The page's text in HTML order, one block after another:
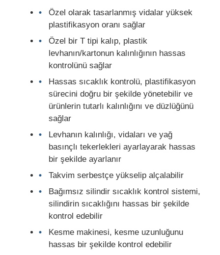
İkiz vida çıkartma hattı
Çok katmanlı tabaka ekstrüzyon hattı
PMMA GPPS Levha Ekstrüzyon Hattı
Plastik karton ekstrüzyon hattı
Termoforming levha ekstrüzyon hattı
PP yaprak üretim hattı
PVC Edge Banding Ekstrüzyon hattı
Özel olarak tasarlanmış vidalar yüksek
plastifikasyon oranı sağlar
Özel bir T tipi kalıp, plastik
levhanın/kartonun kalınlığının hassas
kontrolünü sağlar
Hassas sıcaklık kontrolü, plastifikasyon
sürecini doğru bir şekilde yönetebilir ve
ürünlerin tutarlı kalınlığını ve düzlüğünü
sağlar
Levhanın kalınlığı, vidaları ve yağ
basınçlı tekerlekleri ayarlayarak hassas
bir şekilde ayarlanır
Takvim serbestçe yükselip alçalabilir
Bağımsız silindir sıcaklık kontrol sistemi,
silindirin sıcaklığını hassas bir şekilde
kontrol edebilir
Kesme makinesi, kesme uzunluğunu
hassas bir şekilde kontrol edebilir